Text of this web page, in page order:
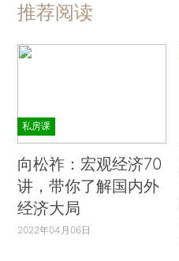
推荐阅读
私房课
向松祚：宏观经济70
讲，带你了解国内外
经济大局
2022年04月06日